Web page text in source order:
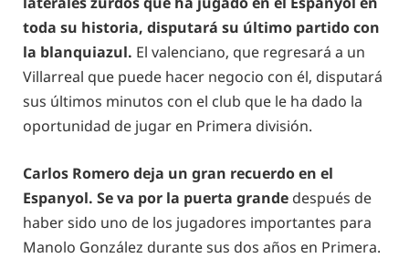
toda su historia, disputará su último partido con
la blanquiazul. El valenciano, que regresará a un
Villarreal que puede hacer negocio con él, disputará
sus últimos minutos con el club que le ha dado la
oportunidad de jugar en Primera división.
Carlos Romero deja un gran recuerdo en el
Espanyol. Se va por la puerta grande después de
haber sido uno de los jugadores importantes para
Manolo González durante sus dos años en Primera.